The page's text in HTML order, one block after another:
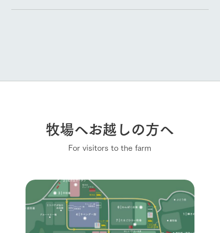
牧場へお越しの方へ
For visitors to the farm